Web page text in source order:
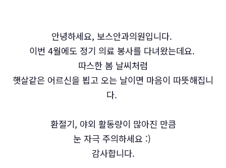
안녕하세요, 보스안과의원입니다.
이번 4월에도 정기 의료 봉사를 다녀왔는데요.
따스한 봄 날씨처럼
햇살같은 어르신을 뵙고 오는 날이면 마음이 따뜻해집니
다.
환절기, 야외 활동량이 많아진 만큼
눈 자극 주의하세요 :)
감사합니다.